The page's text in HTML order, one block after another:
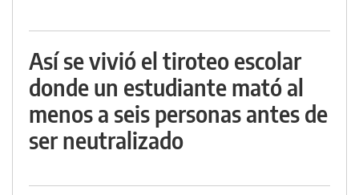
Así se vivió el tiroteo escolar
donde un estudiante mató al
menos a seis personas antes de
ser neutralizado